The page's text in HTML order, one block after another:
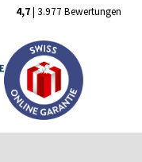
4,7| 3.977 Bewertungen